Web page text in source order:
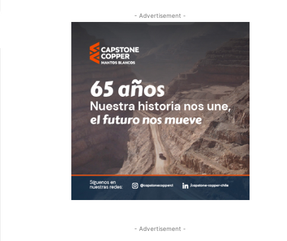
- Advertisement -
- Advertisement -